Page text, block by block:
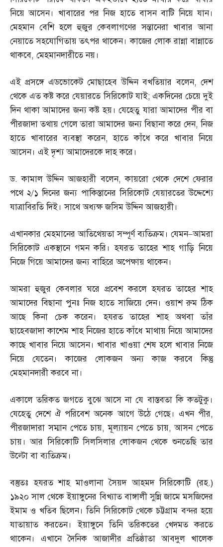
নিয়ে আসেন। খাবারের পর নিজ হাতে বাসন বাটি নিয়ে যান।
মেহমান বেশি হলে হুজুর কেবলাগণের সন্তানেরা খাবার আনা
নেয়াতে সহযোগিতায় তৎপর থাকেন। কাজের লোক রান্না বান্নাতে
থাকবে, মেহমানদারীতে নয়।
এই প্রসঙ্গে এডভোকেট মোছাহেব উদ্দিন বখতিয়ার বলেন,দেশ
থেকে এত কষ্ট করে যেয়ারতে সিরিকোট যাই; একদিনের চেয়ে দুই
দিন থাকা আমাদের জন্য কষ্ট হয়। যেহেতু যারা আমাদের পীর বা
পীরজাদা তথায় গেলে তারা আমাদের জন্য বিছানা করে দেন,নিজ
হাতে খাবারের ব্যবস্থা করেন,হাতে কাঁধে করে খাবার নিয়ে
আসেন। এই দৃশ্য আমাদেরকে দাহ করে।
ড.কামাল উদ্দিন আজহারী বলেন,কায়রো থেকে দেশে ফেরার
পথে ২/১ দিনের জন্য পাকিস্তানের সিরিকোট যেয়ারতের উদ্দেশ্যে
যাত্রাবিরতি দিই। সাথে অধ্যক্ষ জসিম উদ্দিন আজহারী।
এখানকার মেহমানের আতিথেয়তা সম্পূর্ণ ব্যতিক্রম। যেমন–আমরা
সিরিকোট একস্থানে গমন করি। হযরত তাহের শাহ গাড়ি নিয়ে
নিজে গিয়ে আমাদের জন্য বাহিরে অপেক্ষায় থাকেন।
আমরা হুজুর কেবলার ঘরে প্রবেশ করলে হযরত তাহের শাহ
আমাদের বিছানা পুনঃ নিজ হাতে সাজিয়ে দেন। ওয়াশ রুম ঠিক
আছে কিনা চেক করেন। হযরত তাহের শাহ অথবা তাঁর
ছাহেবজাদা কাশেম শাহ নিজের হাতে কাঁধে মাথায় নিয়ে আমাদের
কাছে খাবার নিয়ে আসেন। খাবার খাওয়া শেষ হলে খাবার নিজে
নিয়ে যেতেন। কাজের লোকজন অন্য কাজ করবে কিন্তু
মেহমানদারী করবে না।
একালে তরিকত জগতে বুঝে আসে না যে বাস্তবতা কি কতটুকু।
যেহেতু দেশে ঐ পরিবেশ অনেক আগে উঠে গেছে। এখন পীর,
পীরজাদারা সম্মান পেতে চায়,মূল্যায়ন পেতে চায়,আসন পেতে
চায়। আর সিরিকোটি সিলসিলার লোকজন থেকে শুনতেছি তার
উল্টো বা ব্যতিক্রম।
বস্তুতঃ হযরত শাহ মাওলানা সৈয়দ আহমদ সিরিকোটি (রহ.)
১৯২০ সাল থেকে ইয়াঙ্গুনের বিখ্যাত বাঙ্গালী সুন্নি জামে মসজিদের
ইমাম ও খতিব ছিলেন। তিনি সিরিকোট থেকে চট্টগ্রাম বন্দর হয়ে
যাতায়াত করতেন। ইয়াঙ্গুনে তিনি তরিকতের খেদমত করতে
থাকেন। এখানে দৈনিক আজাদীর প্রতিষ্ঠাতা আবদুল খালেক